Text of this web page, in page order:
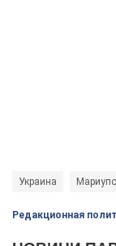
Украина
Редакционная